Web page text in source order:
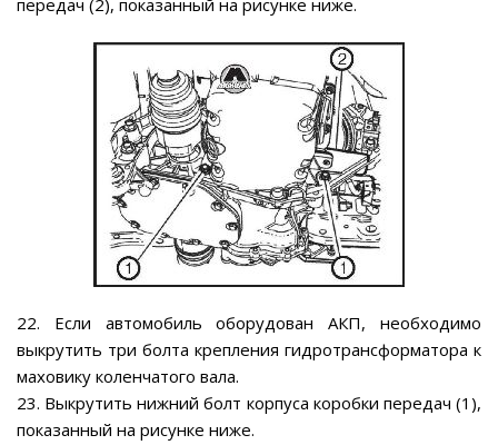
передач (2), показанный на рисунке ниже.
22. Если автомобиль оборудован АКП, необходимо
выкрутить три болта крепления гидротрансформатора к
маховику коленчатого вала.
23. Выкрутить нижний болт корпуса коробки передач (1),
показанный на рисунке ниже.